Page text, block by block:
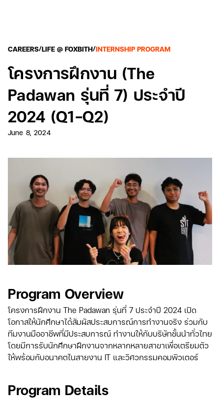
CAREERS/LIFE @ FOXBITH/INTERNSHIP PROGRAM
โครงการฝึกงาน (The
Padawan รุ่นที่ 7) ประจำปี
2024 (Q1-Q2)
June 8, 2024
Program Overview
โครงการฝึกงาน The Padawan รุ่นที่ 7 ประจำปี 2024 เปิด
โอกาสให้นักศึกษาได้สัมผัสประสบการณ์การทำงานจริง ร่วมกับ
ทีมงานมืออาชีพที่มีประสบการณ์ ทำงานให้กับบริษัทชั้นนำทั่วไทย
โดยมีการรับนักศึกษาฝึกงานจากหลากหลายสาขาเพื่อเตรียมตัว
ให้พร้อมกับอนาคตในสายงาน IT และวิศวกรรมคอมพิวเตอร์
Program Details